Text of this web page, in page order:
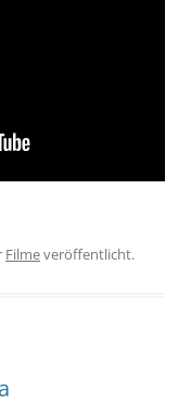
Filmeveröffentlicht.